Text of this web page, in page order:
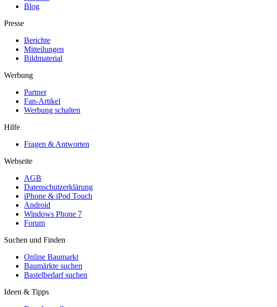
Blog
Presse
Berichte
Mitteilungen
Bildmaterial
Werbung
Partner
Fan-Artikel
Werbung schalten
Hilfe
Fragen & Antworten
Webseite
AGB
Datenschutzerklärung
iPhone & iPod Touch
Android
Windows Phone 7
Forum
Suchen und Finden
Online Baumarkt
Baumärkte suchen
Bastelbedarf suchen
Ideen & Tipps